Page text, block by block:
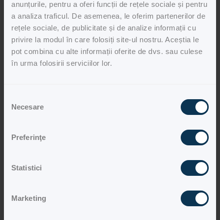
anunțurile, pentru a oferi funcții de rețele sociale și pentru
a analiza traficul. De asemenea, le oferim partenerilor de
rețele sociale, de publicitate și de analize informații cu
privire la modul în care folosiți site-ul nostru. Aceștia le
pot combina cu alte informații oferite de dvs. sau culese
în urma folosirii serviciilor lor.
consimțământului
Necesare
Preferinţe
Statistici
Marketing
financiare;
Statistica datoriilor;
Alte mențiuni;
Aceste informații sunt necesare pentru a evalua
capacitatea de rambursare a angajamentelor
financiare a persoanei vizate, și pentru identificarea
Extras din raportul de credit
Extrasul din raportul de credit este o sinteză a
raportului de credit care conține un volum mai mic
de informații și care oferă posibilitatea de
vizualizare a totalurilor despre datorii, inclusiv
Situația fiscală